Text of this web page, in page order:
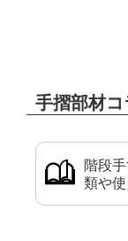
手摺部材コ
階段
類や